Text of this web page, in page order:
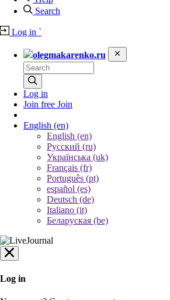
Search
Log in `
olegmakarenko.ru
Log in
Join free Join
English (en)
English (en)
Русский (ru)
Українська (uk)
Français (fr)
Português (pt)
español (es)
Deutsch (de)
Italiano (it)
Беларуская (be)
Log in